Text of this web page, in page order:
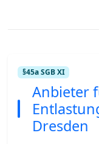
§45a SGB XI
Anbieter
Dresden